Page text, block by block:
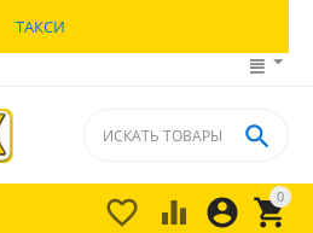
ТАКСИ
0


 
